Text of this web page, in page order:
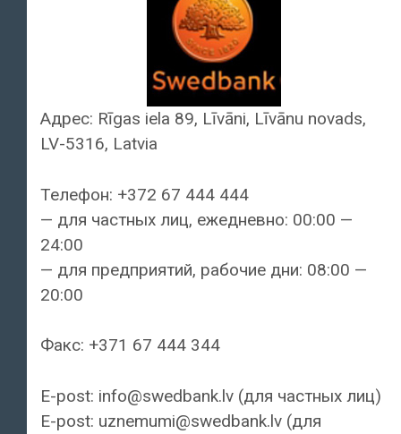
Адрес: Rīgas iela 89, Līvāni, Līvānu novads,
LV-5316, Latvia
Телефон: +372 67 444 444
— для частных лиц, ежедневно: 00:00 —
24:00
— для предприятий, рабочие дни: 08:00 —
20:00
Факс: +371 67 444 344
E-post: info@swedbank.lv (для частных лиц)
E-post: uznemumi@swedbank.lv (для